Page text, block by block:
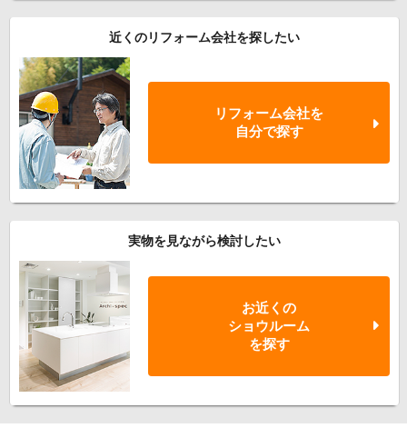
近くのリフォーム会社を探したい
リフォーム会社を
自分で探す
実物を見ながら検討したい
お近くの
ショウルーム
を探す